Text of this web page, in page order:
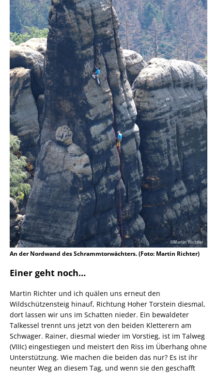
An der Nordwand des Schrammtorwächters. (Foto: Martin Richter)
Einer geht noch…
Martin Richter und ich quälen uns erneut den
Wildschützensteig hinauf, Richtung Hoher Torstein diesmal,
dort lassen wir uns im Schatten nieder. Ein bewaldeter
Talkessel trennt uns jetzt von den beiden Kletterern am
Schwager. Rainer, diesmal wieder im Vorstieg, ist im Talweg
(VIIIc) eingestiegen und meistert den Riss im Überhang ohne
Unterstützung. Wie machen die beiden das nur? Es ist ihr
neunter Weg an diesem Tag, und wenn sie den geschafft